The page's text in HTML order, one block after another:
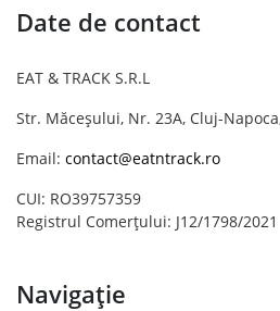
Date de contact
EAT & TRACK S.R.L
Str. Măceșului, Nr. 23A, Cluj-
Email: contact@eatntrack.ro
CUI: RO39757359
Registrul Comerțului: J12/1798/2021
Navigație